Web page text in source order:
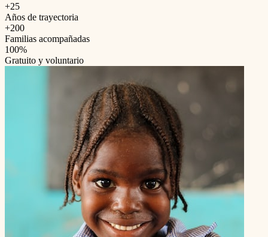
+25
Años de trayectoria
+200
Familias acompañadas
100%
Gratuito y voluntario